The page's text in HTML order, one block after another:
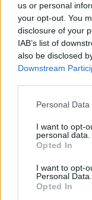
us or personal
your opt-out. You
disclosure of your
IAB’s list of
also be disclosed
Downstream
Personal
I want to opt-
personal data.
Opted In
I want to opt-
Personal Data.
Opted In
Όμως η
δράστης στη
παραπλανήσει
αδερφή του
από το θύμα
του και ένα
σκότωσε τη
Στο πρωτόδικο
πάνω στα